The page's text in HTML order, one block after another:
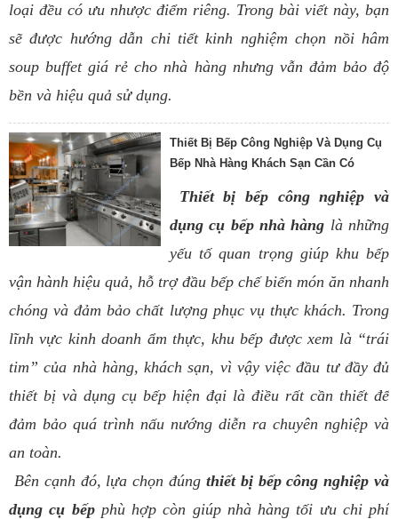
loại đều có ưu nhược điểm riêng. Trong bài viết này, bạn
sẽ được hướng dẫn chi tiết kinh nghiệm chọn nồi hâm
soup buffet giá rẻ cho nhà hàng nhưng vẫn đảm bảo độ
bền và hiệu quả sử dụng.
Thiết Bị Bếp Công Nghiệp Và Dụng Cụ
Bếp Nhà Hàng Khách Sạn Cần Có
Thiết bị bếp công nghiệp và
dụng cụ bếp nhà hàng là những
yếu tố quan trọng giúp khu bếp
vận hành hiệu quả, hỗ trợ đầu bếp chế biến món ăn nhanh
chóng và đảm bảo chất lượng phục vụ thực khách. Trong
lĩnh vực kinh doanh ẩm thực, khu bếp được xem là “trái
tim” của nhà hàng, khách sạn, vì vậy việc đầu tư đầy đủ
thiết bị và dụng cụ bếp hiện đại là điều rất cần thiết để
đảm bảo quá trình nấu nướng diễn ra chuyên nghiệp và
an toàn.
Bên cạnh đó, lựa chọn đúng thiết bị bếp công nghiệp và
dụng cụ bếpphù hợp còn giúp nhà hàng tối ưu chi phí